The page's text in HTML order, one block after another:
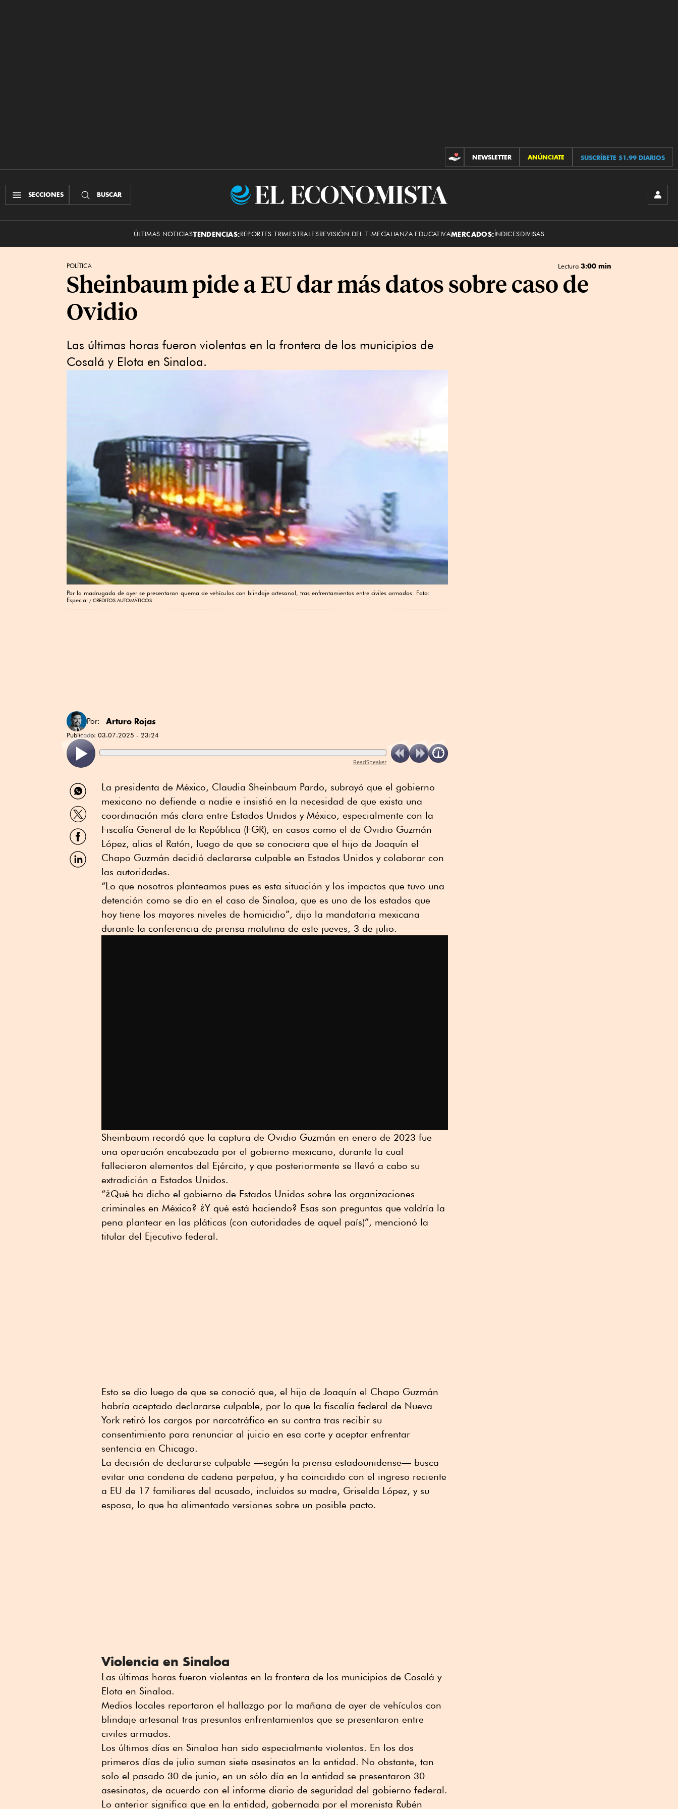
CONTRIBUCIONES
NEWSLETTER ANÚNCIATE SUSCRÍBETE $1.99 DIARIOS
SECCIONES BUSCAR
El
ÚLTIMAS NOTICIASTENDENCIAS:REPORTES TRIMESTRALESREVISIÓN DEL T-MECALIANZA EDUCATIVAMERCADOS:ÍNDICESDIVISAS
POLÍTICA Lectura 3:00 min
Sheinbaum pide a EU dar más datos sobre caso de
Ovidio
Las últimas horas fueron violentas en la frontera de los municipios de
Cosalá y Elota en Sinaloa.
Por la madrugada de ayer se presentaron quema de vehículos con blindaje artesanal, tras enfrentamientos entre civiles armados. Foto:
Especial
CREDITOS AUTOMÁTICOS
Por: Arturo Rojas
Publicado: 03.07.2025 - 23:24
ReadSpeaker
Compartir
por
WhatsApp
Compartir
por
Twitter
Compartir
por
Facebook
Compartir
por
La presidenta de México, Claudia Sheinbaum Pardo, subrayó que el gobierno
mexicano no defiende a nadie e insistió en la necesidad de que exista una
coordinación más clara entre Estados Unidos y México, especialmente con la
Fiscalía General de la República (FGR), en casos como el de Ovidio Guzmán
López, alias el Ratón, luego de que se conociera que el hijo de Joaquín el
Chapo Guzmán decidió declararse culpable en Estados Unidos y colaborar con
las autoridades.
“Lo que nosotros planteamos pues es esta situación y los impactos que tuvo una
detención como se dio en el caso de Sinaloa, que es uno de los estados que
hoy tiene los mayores niveles de homicidio”, dijo la mandataria mexicana
durante la conferencia de prensa matutina de este jueves, 3 de julio.
Sheinbaum recordó que la captura de Ovidio Guzmán en enero de 2023 fue
una operación encabezada por el gobierno mexicano, durante la cual
fallecieron elementos del Ejército, y que posteriormente se llevó a cabo su
extradición a Estados Unidos.
“¿Qué ha dicho el gobierno de Estados Unidos sobre las organizaciones
criminales en México? ¿Y qué está haciendo? Esas son preguntas que valdría la
pena plantear en las pláticas (con autoridades de aquel país)”, mencionó la
titular del Ejecutivo federal.
Esto se dio luego de que se conoció que, el hijo de Joaquín el Chapo Guzmán
habría aceptado declararse culpable, por lo que la fiscalía federal de Nueva
York retiró los cargos por narcotráfico en su contra tras recibir su
consentimiento para renunciar al juicio en esa corte y aceptar enfrentar
sentencia en Chicago.
La decisión de declararse culpable —según la prensa estadounidense— busca
evitar una condena de cadena perpetua, y ha coincidido con el ingreso reciente
a EU de 17 familiares del acusado, incluidos su madre, Griselda López, y su
esposa, lo que ha alimentado versiones sobre un posible pacto.
Violencia en Sinaloa
Las últimas horas fueron violentas en la frontera de los municipios de Cosalá y
Elota en Sinaloa.
Medios locales reportaron el hallazgo por la mañana de ayer de vehículos con
blindaje artesanal tras presuntos enfrentamientos que se presentaron entre
civiles armados.
Los últimos días en Sinaloa han sido especialmente violentos. En los dos
primeros días de julio suman siete asesinatos en la entidad. No obstante, tan
solo el pasado 30 de junio, en un sólo día en la entidad se presentaron 30
asesinatos, de acuerdo con el informe diario de seguridad del gobierno federal.
Lo anterior significa que en la entidad, gobernada por el morenista Rubén